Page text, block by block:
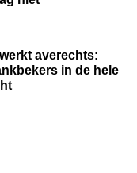
averechts:
in de hele